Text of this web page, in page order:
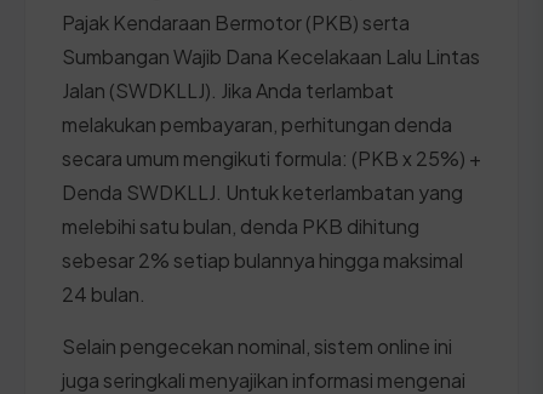
Pajak Kendaraan Bermotor (PKB) serta
Sumbangan Wajib Dana Kecelakaan Lalu Lintas
Jalan (SWDKLLJ). Jika Anda terlambat
melakukan pembayaran, perhitungan denda
secara umum mengikuti formula: (PKB x 25%) +
Denda SWDKLLJ. Untuk keterlambatan yang
melebihi satu bulan, denda PKB dihitung
sebesar 2% setiap bulannya hingga maksimal
24 bulan.
Selain pengecekan nominal, sistem online ini
juga seringkali menyajikan informasi mengenai